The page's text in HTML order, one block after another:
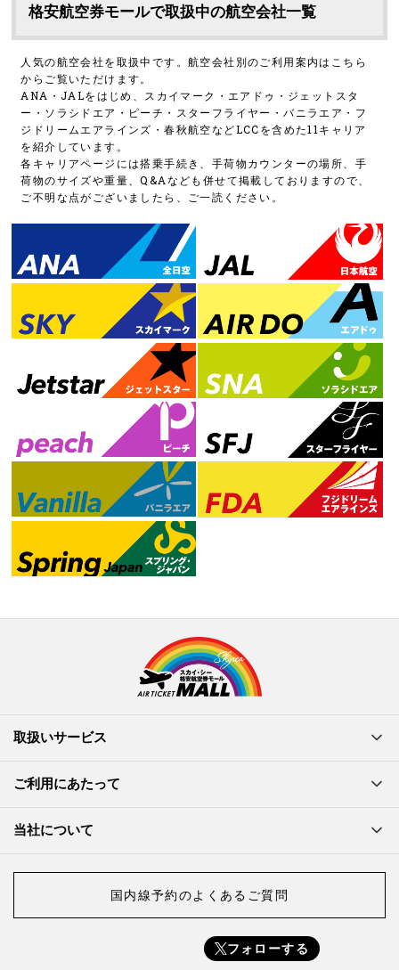
格安航空券モールで取扱中の航空会社一覧
人気の航空会社を取扱中です。航空会社別のご利用案内はこちら
からご覧いただけます。
ANA・JALをはじめ、スカイマーク・エアドゥ・ジェットスタ
ー・ソラシドエア・ピーチ・スターフライヤー・バニラエア・フ
ジドリームエアラインズ・春秋航空などLCCを含めた11キャリア
を紹介しています。
各キャリアページには搭乗手続き、手荷物カウンターの場所、手
荷物のサイズや重量、Q&Aなども併せて掲載しておりますので、
ご不明な点がございましたら、ご一読ください。
取扱いサービス
ご利用にあたって
当社について
国内線予約のよくあるご質問
フォローする